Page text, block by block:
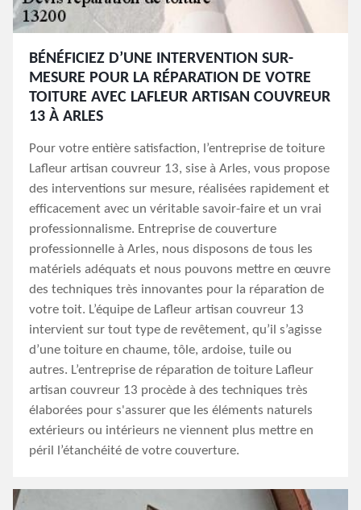
BÉNÉFICIEZ D’UNE INTERVENTION SUR-
MESURE POUR LA RÉPARATION DE VOTRE
TOITURE AVEC LAFLEUR ARTISAN COUVREUR
13 À ARLES
Pour votre entière satisfaction, l’entreprise de toiture
Lafleur artisan couvreur 13, sise à Arles, vous propose
des interventions sur mesure, réalisées rapidement et
efficacement avec un véritable savoir-faire et un vrai
professionnalisme. Entreprise de couverture
professionnelle à Arles, nous disposons de tous les
matériels adéquats et nous pouvons mettre en œuvre
des techniques très innovantes pour la réparation de
votre toit. L’équipe de Lafleur artisan couvreur 13
intervient sur tout type de revêtement, qu’il s’agisse
d’une toiture en chaume, tôle, ardoise, tuile ou
autres. L’entreprise de réparation de toiture Lafleur
artisan couvreur 13 procède à des techniques très
élaborées pour s'assurer que les éléments naturels
extérieurs ou intérieurs ne viennent plus mettre en
péril l’étanchéité de votre couverture.